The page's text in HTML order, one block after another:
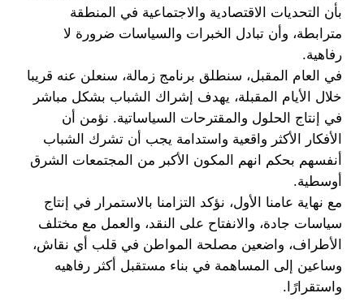
بأن التحديات الاقتصادية والاجتماعية في المنطقة
مترابطة، وأن تبادل الخبرات والسياسات ضرورة لا
رفاهية.
في العام المقبل، سنطلق برنامج زمالة، سنعلن عنه قريبا
خلال الأيام المقبلة، يهدف إشراك الشباب بشكل مباشر
في إنتاج الحلول والمقترحات السياساتية. نؤمن أن
الأفكار الأكثر واقعية واستدامة يجب أن تشرك الشباب
أنفسهم بحكم انهم المكون الأكبر من المجتمعات الشرق
أوسطية.
مع نهاية عامنا الأول، نؤكد التزامنا بالاستمرار في إنتاج
سياسات جادة، والانفتاح على النقد، والعمل مع مختلف
الأطراف، واضعين مصلحة المواطن في قلب أي نقاش،
وساعين إلى المساهمة في بناء مستقبل أكثر رفاهيه
واستقرارًا.